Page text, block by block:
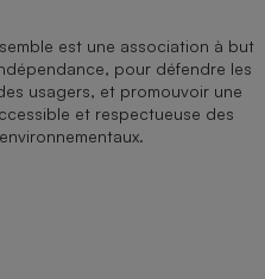
est une association à but
pour défendre les
usagers, et promouvoir une
et respectueuse des